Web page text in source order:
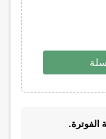
الفوترة.